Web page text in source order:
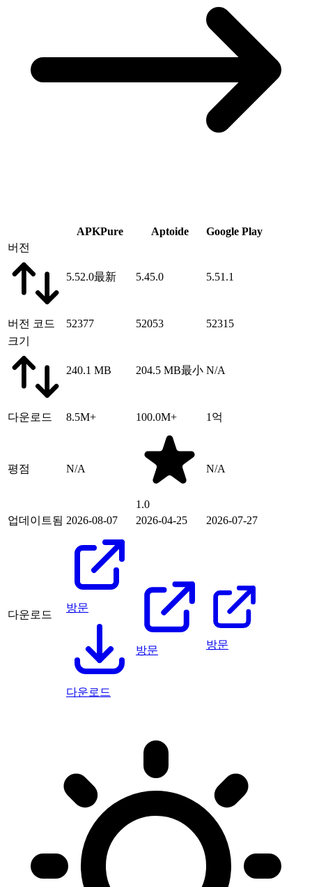
APKPure Aptoide
Google Play
버전
5.52.0最新 5.45.0 5.51.1
버전 코드 52377 52053
52315
크기
240.1 MB 204.5 MB最小 N/A
다운로드 8.5M+ 100.0M+ 1억
평점 N/A
1.0
N/A
업데이트됨 2026-08-07 2026-04-25 2026-07-27
다운로드
방문
다운로드
방문 방문